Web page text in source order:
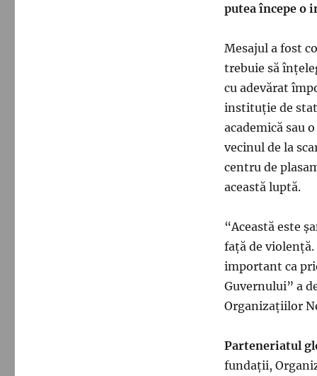
putea începe o
Mesajul a fost
trebuie să
cu adevărat
instituție de
academică sau
vecinul de la
centru de
această luptă.
“Această este
față de violență.
important ca
Guvernului” a
Organizațiilor
Parteneriatul
fundații,